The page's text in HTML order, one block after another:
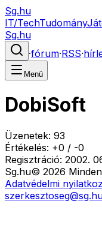
Sg.hu
IT/TechTudomány
Sg.hu
·fórum·RSS·
Menü
DobiSoft
Üzenetek: 93
Értékelés: +0 / -0
Regisztráció: 2002.
Sg.hu© 2026
Adatvédelmi